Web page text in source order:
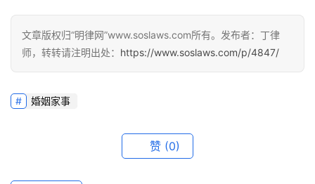
文章版权归“明律网”www.soslaws.com所有。发布者：丁律
师，转转请注明出处： https://www.soslaws.com/p/4847/
婚姻家事
赞 (0)